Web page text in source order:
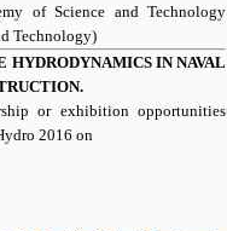
of Science and Technology
Technology)
HYDRODYNAMICS IN NAVAL
or exhibition opportunities
2016 on